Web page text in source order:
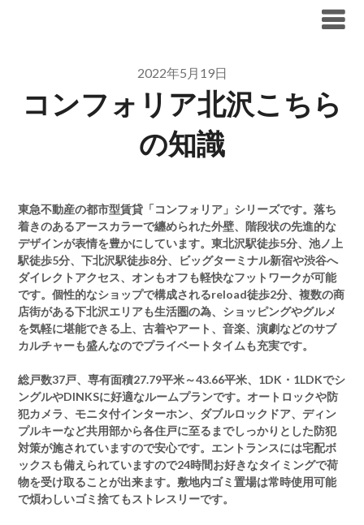
2022年5月19日
コンフォリア北沢こちら
の知識
東急不動産の都市型賃貸「コンフォリア」シリーズです。落ち
着きのあるアースカラーで纏められた外壁、階段状の先進的な
デザインが表情を豊かにしています。東北沢駅徒歩5分、池ノ上
駅徒歩5分、下北沢駅徒歩8分、ビッグターミナル新宿や渋谷へ
ダイレクトアクセス、オンもオフも軽快なフットワークが可能
です。個性的なショップで構成されるreload徒歩2分、複数の商
店街がある下北沢エリアも生活圏の為、ショッピングやグルメ
を気軽に堪能できる上、古着やアート、音楽、演劇などのサブ
カルチャーも盛んなのでプライベートタイムも充実です。
総戸数37戸、専有面積27.79平米～43.66平米、1DK・1LDKでシ
ングルやDINKSに好適なルームプランです。オートロックや防
犯カメラ、モニタ付インターホン、ダブルロックドア、ディン
プルキーなど共用部から各住戸に至るまでしっかりとした防犯
対策が施されていますので安心です。エントランスには宅配ボ
ックスも備えられていますので24時間お好きなタイミングで荷
物を受け取ることが出来ます。敷地内ゴミ置場は常時使用可能
で煩わしいゴミ捨てもストレスリーです。